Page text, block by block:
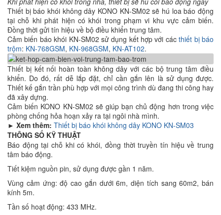
Thiết bị báo khói không dây KONO KN-SM02 sẽ hú loa báo động
tại chỗ khi phát hiện có khói trong phạm vi khu vực cảm biến.
Đồng thời gửi tín hiệu về bộ điều khiển trung tâm.
Cảm biến báo khói KN-SM02 sử dụng kết hợp với cácthiết bị báo
trộm: KN-768GSM, KN-968GSM, KN-AT102.
Thiết bị kết nối hoàn toàn không dây với các bộ trung tâm điều
khiển. Do đó, rất dễ lắp đặt, chỉ cần gắn lên là sử dụng được.
Thiết kế gắn trần phù hợp với mọi công trình dù đang thi công hay
đã xây dựng.
Cảm biến KONO KN-SM02 sẽ giúp bạn chủ động hơn trong việc
phòng chống hỏa hoạn xảy ra tại ngôi nhà mình.
► Xem thêm: Thiết bị báo khói không dây KONO KN-SM03
THÔNG SỐ KỸ THUẬT
Báo động tại chỗ khi có khói, đồng thời truyền tín hiệu về trung
tâm báo động.
Tiết kiệm nguồn pin, sử dụng được gần 1 năm.
Vùng cảm ứng: độ cao gắn dưới 6m, diện tích sang 60m2, bán
kính 5m.
Tần số hoạt động: 433 MHz.